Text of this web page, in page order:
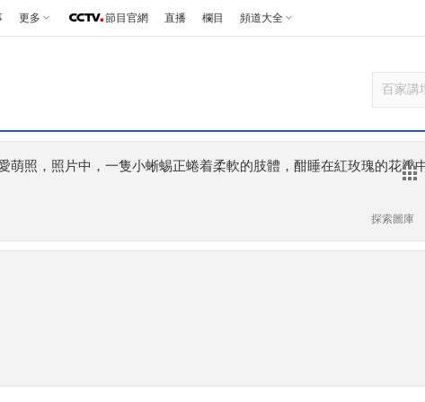
更多 節目官網 直播 欄目 頻道大全
萌照，照片中，一隻小蜥蜴正蜷着柔軟的肢體，酣睡在紅玫瑰的花瓣
探索圖庫